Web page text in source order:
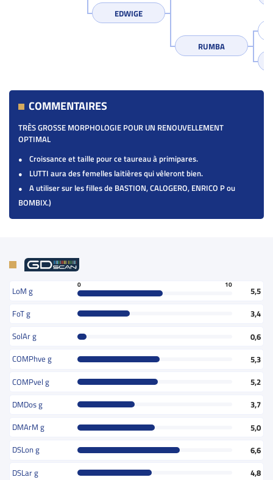
EDWIGE
RUMBA
COMMENTAIRES
TRÈS GROSSE MORPHOLOGIE POUR UN RENOUVELLEMENT
OPTIMAL
Croissance et taille pour ce taureau à primipares.
LUTTI aura des femelles laitières qui vêleront bien.
A utiliser sur les filles de BASTION, CALOGERO, ENRICO P ou
BOMBIX.)
LoM g
0 10
5,5
FoT g
3,4
SolAr g
0,6
COMPhve g
5,3
COMPvel g
5,2
DMDos g
3,7
DMArM g
5,0
DSLon g
6,6
DSLar g
4,8